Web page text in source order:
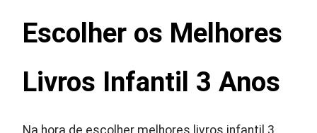
Escolher os Melhores
Livros Infantil 3 Anos
Na hora de escolher melhores livros infantil 3